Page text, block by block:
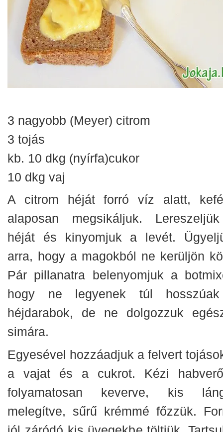
3 nagyobb (Meyer) citrom
3 tojás
kb. 10 dkg (nyírfa)cukor
10 dkg vaj
A citrom héját forró víz alatt,
alaposan megsikáljuk.
héját és kinyomjuk a levét.
arra, hogy a magokból ne kerüljön
Pár pillanatra belenyomjuk a
hogy ne legyenek túl
héjdarabok, de ne dolgozzuk
simára.
Egyesével hozzáadjuk a felvert
a vajat és a cukrot. Kézi
folyamatosan keverve, kis
melegítve, sűrű krémmé főzzük.